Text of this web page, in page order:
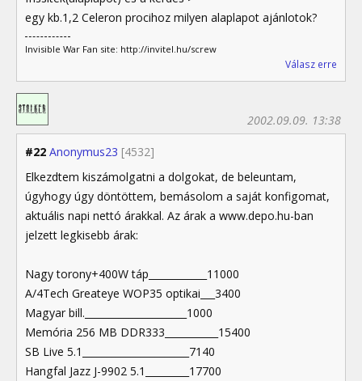
egy kb.1,2 Celeron procihoz milyen alaplapot ajánlotok?
Invisible War Fan site: http://invitel.hu/screw
Válasz erre
#22 Anonymus23 [4532]
2002.09.09. 13:38
Elkezdtem kiszámolgatni a dolgokat, de beleuntam,
úgyhogy úgy döntöttem, bemásolom a saját konfigomat,
aktuális napi nettó árakkal. Az árak a www.depo.hu-ban
jelzett legkisebb árak:
Nagy torony+400W táp____________11000
A/4Tech Greateye WOP35 optikai___3400
Magyar bill._____________________1000
Memória 256 MB DDR333___________15400
SB Live 5.1______________________7140
Hangfal Jazz J-9902 5.1_________17700